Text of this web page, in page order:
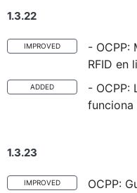
1.3.22
IMPROVED
- OCPP:
RFID en
ADDED
- OCPP:
funciona
1.3.23
IMPROVED
OCPP: